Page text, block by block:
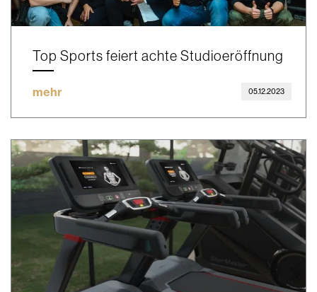
Top Sports feiert achte Studioeröffnung
mehr 05.12.2023